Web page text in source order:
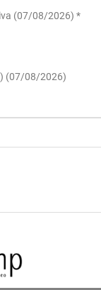
(07/08/2026) *
(07/08/2026)